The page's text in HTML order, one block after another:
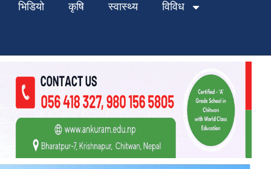
भिडियो कृषि स्वास्थ्य विविध